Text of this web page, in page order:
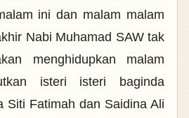
ini dan malam malam
Nabi Muhamad SAW tak
menghidupkan malam
isteri isteri baginda
Siti Fatimah dan Saidina Ali